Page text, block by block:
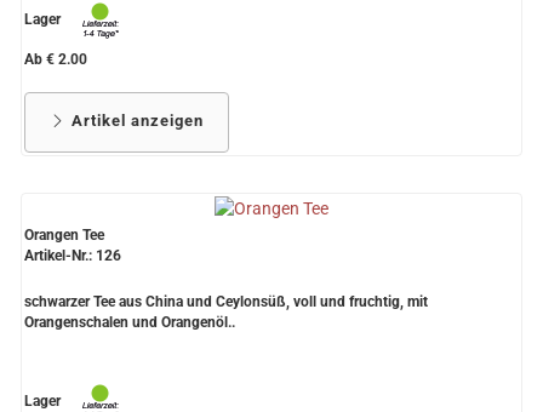
Lager
Ab € 2.00
Artikel anzeigen
Orangen Tee
Artikel-Nr.: 126
schwarzer Tee aus China und Ceylonsüß, voll und fruchtig, mit
Orangenschalen und Orangenöl..
Lager